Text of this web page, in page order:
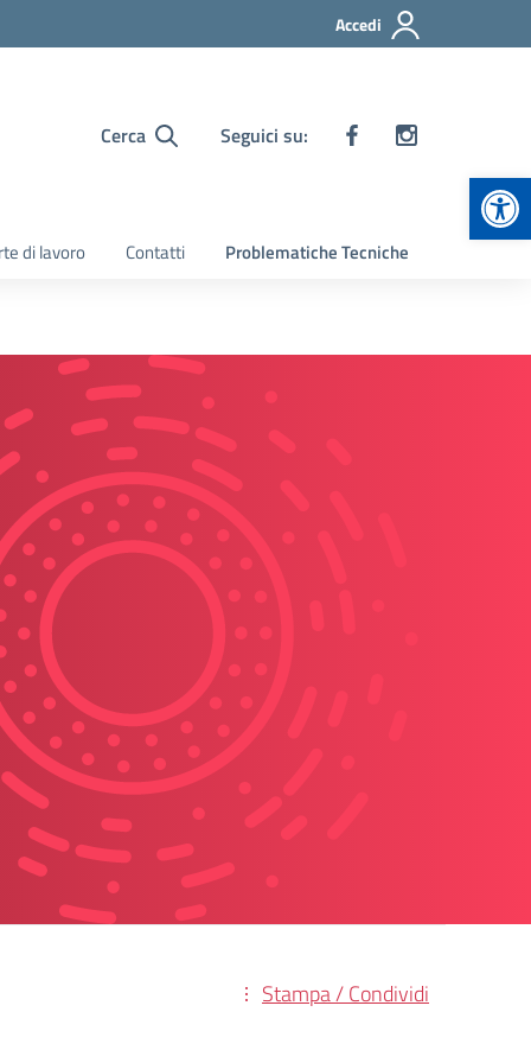
Accedi
Cerca Seguici su:
di lavoro Contatti Problematiche Tecniche
Stampa / Condividi